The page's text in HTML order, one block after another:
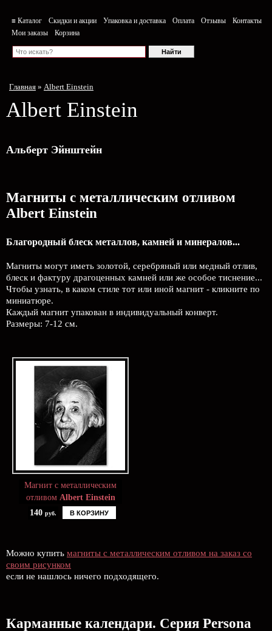
≡ Каталог Скидки и акции Упаковка и доставка Оплата Отзывы
Контакты
Мои заказы
Корзина
Главная » Albert Einstein
Albert Einstein
Альберт Эйнштейн
Магниты с металлическим отливом
Albert Einstein
Благородный блеск металлов, камней и минералов...
Магниты могут иметь золотой, серебряный или медный отлив,
блеск и фактуру драгоценных камней или же особое тиснение...
Чтобы узнать, в каком стиле тот или иной магнит - кликните по
миниатюре.
Каждый магнит упакован в индивидуальный конверт.
Размеры: 7-12 см.
Магнит с металлическим
отливом Albert Einstein
140 руб. В КОРЗИНУ
Можно купить магниты с металлическим отливом на заказ со
своим рисунком
если не нашлось ничего подходящего.
Карманные календари. Серия Persona